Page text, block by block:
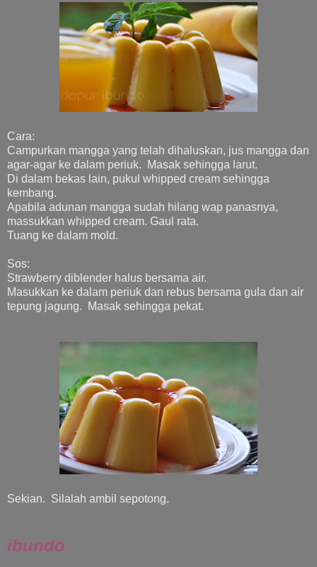
Cara:
Campurkan mangga yang telah dihaluskan, jus mangga dan
agar-agar ke dalam periuk. Masak sehingga larut.
Di dalam bekas lain, pukul whipped cream sehingga
kembang.
Apabila adunan mangga sudah hilang wap panasnya,
massukkan whipped cream. Gaul rata.
Tuang ke dalam mold.
Sos:
Strawberry diblender halus bersama air.
Masukkan ke dalam periuk dan rebus bersama gula dan air
tepung jagung. Masak sehingga pekat.
Sekian. Silalah ambil sepotong.
ibundo